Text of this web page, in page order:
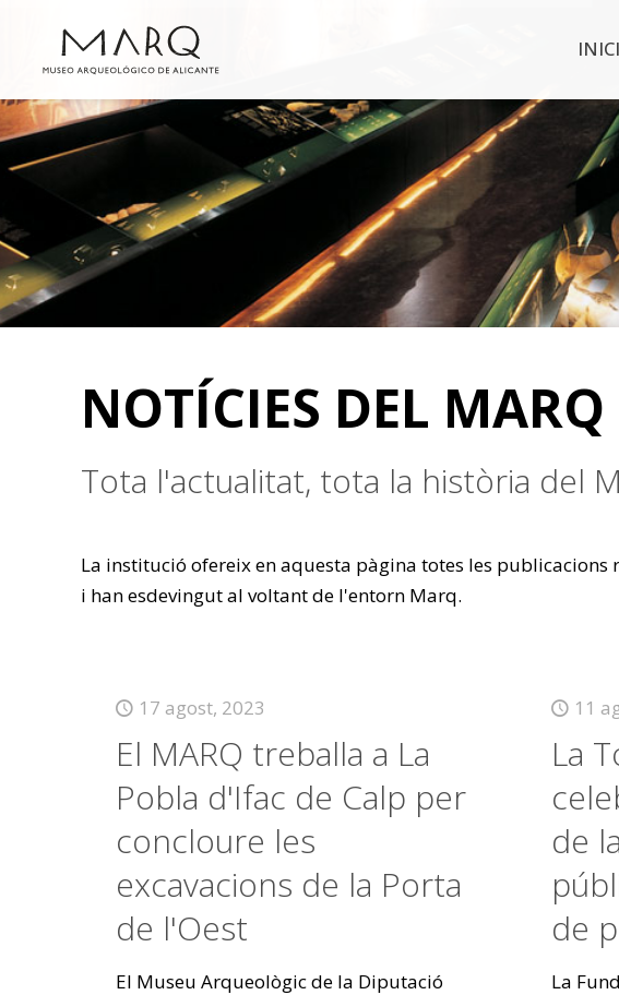
INICI
NOTÍCIES DEL MARQ
Tota l'actualitat, tota la història del
La institució ofereix en aquesta pàgina totes les publicacions
i han esdevingut al voltant de l'entorn Marq.
17 agost, 2023
El MARQ treballa a La
Pobla d'Ifac de Calp per
concloure les
excavacions de la Porta
de l'Oest
El Museu Arqueològic de la Diputació
11
La
de
de
La